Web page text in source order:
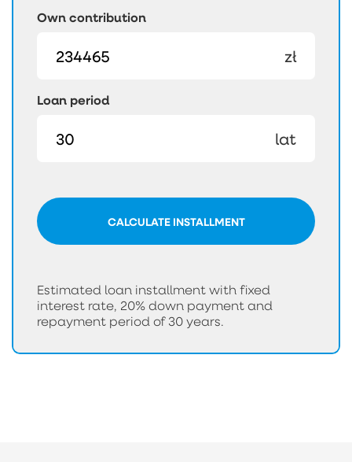
Own contribution
zł
Loan period
lat
CALCULATE INSTALLMENT
Estimated loan installment with fixed
interest rate, 20% down payment and
repayment period of 30 years.